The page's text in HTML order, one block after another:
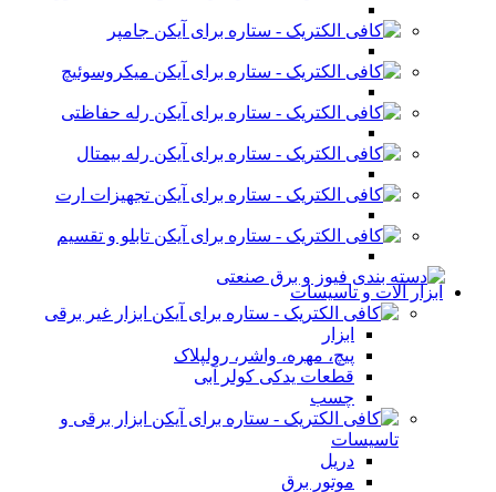
جامپر
میکروسوئیچ
رله حفاظتی
رله بیمتال
تجهیزات ارت
تابلو و تقسیم
ابزار آلات و تاسیسات
ابزار غیر برقی
ابزار
پیچ، مهره، واشر، رولپلاک
قطعات یدکی کولر آبی
چسب
ابزار برقی و
تاسیسات
دریل
موتور برق